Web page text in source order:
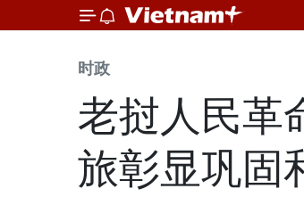
时政
老挝人民革
旅彰显巩固